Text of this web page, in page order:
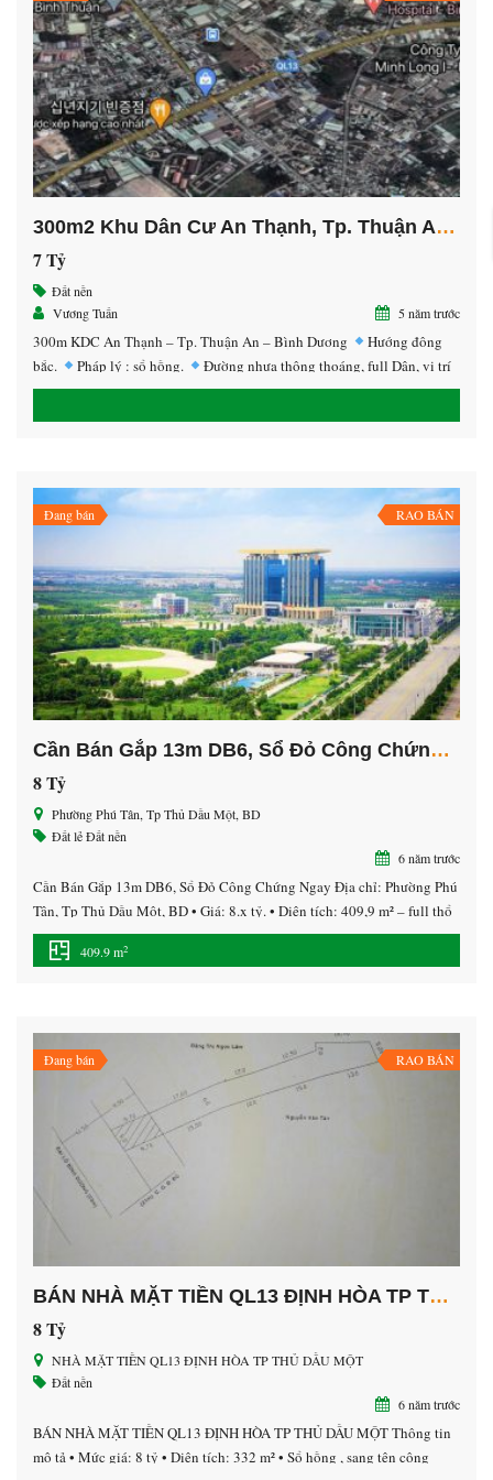
300m2 Khu Dân Cư An Thạnh, Tp. Thuận An, Bình Dương.
7 Tỷ
Đất nền
Vương Tuấn
5 năm trước
300m KDC An Thạnh – Tp. Thuận An – Bình Dương
Hướng đông
bắc.
Pháp lý : sổ hồng.
Đường nhựa thông thoáng, full Dân, vị trí
đẹp thuận lợi kinh doanh…liền kề Khu Công Nghiệp.
Giá 7 tỷ
Đang bán RAO BÁN
Cần Bán Gắp 13m DB6, Sổ Đỏ Công Chứng Ngay
8 Tỷ
Phường Phú Tân, Tp Thủ Dầu Một, BD
Đất lẻĐất nền
6 năm trước
Cần Bán Gắp 13m DB6, Sổ Đỏ Công Chứng Ngay Địa chỉ: Phường Phú
Tân, Tp Thủ Dầu Một, BD • Giá: 8.x tỷ. • Diện tích: 409,9 m² – full thổ
cư. ———————— Cơ sở hạ tầng hoàn chỉnh 100% (điện, đường,
cây xanh, nước… ). Tiện ích đẳng cấp tiêu chuẩn Quốc tế: […]
409.9 m2
Đang bán RAO BÁN
BÁN NHÀ MẶT TIỀN QL13 ĐỊNH HÒA TP THỦ DẦU MỘT
8 Tỷ
NHÀ MẶT TIỀN QL13 ĐỊNH HÒA TP THỦ DẦU MỘT
Đất nền
6 năm trước
BÁN NHÀ MẶT TIỀN QL13 ĐỊNH HÒA TP THỦ DẦU MỘT Thông tin
mô tả • Mức giá: 8 tỷ • Diện tích: 332 m² • Sổ hồng , sang tên công